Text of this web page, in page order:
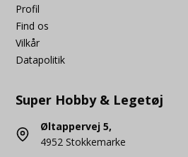
Profil
Find os
Vilkår
Datapolitik
Super Hobby & Legetøj
Øltappervej 5,
4952 Stokkemarke